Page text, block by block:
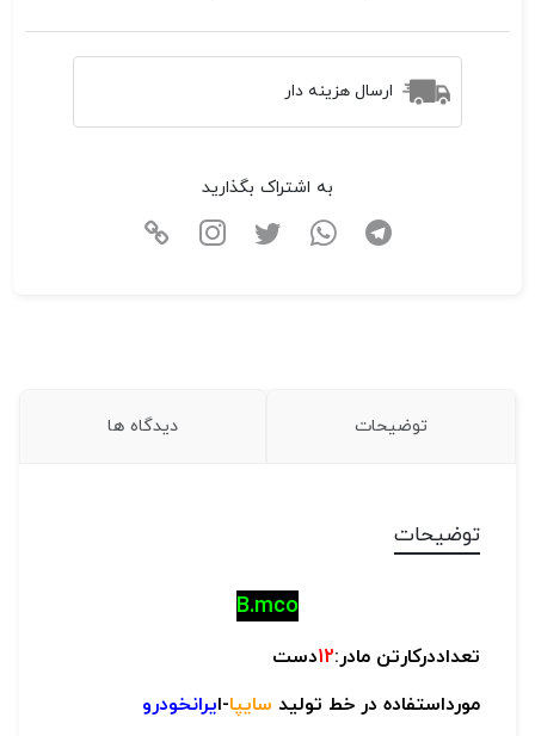
ارسال هزینه دار
به اشتراک بگذارید
توضیحات دیدگاه ها
توضیحات
B.mco
تعداددرکارتن مادر:12دست
مورداستفاده در خط تولید سایپا-ایرانخودرو